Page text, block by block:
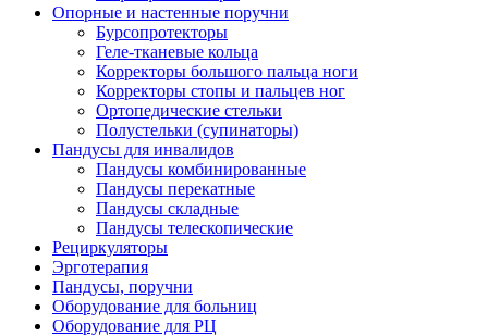
Опорные и настенные поручни
Бурсопротекторы
Геле-тканевые кольца
Корректоры большого пальца ноги
Корректоры стопы и пальцев ног
Ортопедические стельки
Полустельки (супинаторы)
Пандусы для инвалидов
Пандусы комбинированные
Пандусы перекатные
Пандусы складные
Пандусы телескопические
Рециркуляторы
Эрготерапия
Пандусы, поручни
Оборудование для больниц
Оборудование для РЦ